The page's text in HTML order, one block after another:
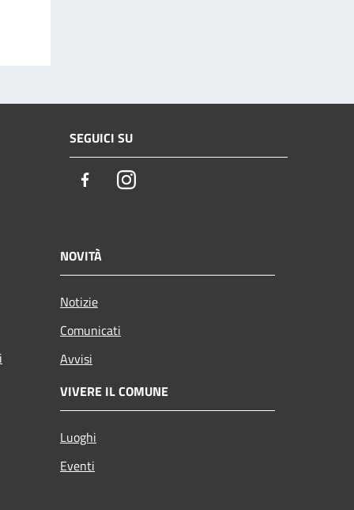
SEGUICI SU
FacebookInstagram
NOVITÀ
Notizie
Comunicati
Avvisi
VIVERE IL COMUNE
Luoghi
Eventi